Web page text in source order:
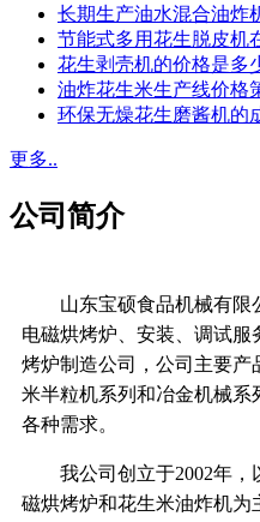
长期生产油水混合油炸
节能式多用花生脱皮机
花生剥壳机的价格是多
油炸花生米生产线价格
环保无燥花生磨酱机的
更多..
公司简介
山东宝硕食品机械有限
电磁烘烤炉、安装、调试
烤炉制造公司，公司主要产
米半粒机系列和冶金机械系
各种需求。
我公司创立于2002年，
磁烘烤炉和花生米油炸机